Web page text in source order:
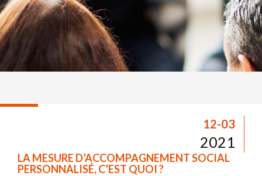
12-03
2021
LA MESURE D’ACCOMPAGNEMENT SOCIAL
PERSONNALISÉ, C’EST QUOI ?